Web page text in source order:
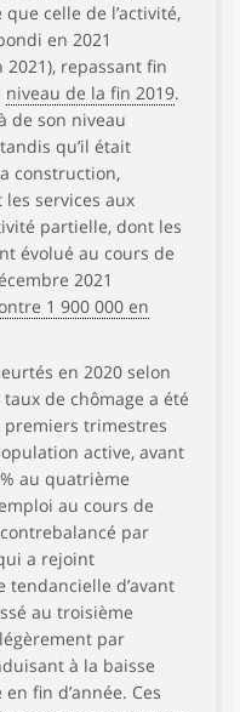
celle de l’activité,
en 2021
2021), repassant fin
niveau de la fin 2019.
de son niveau
qu’il était
construction,
services aux
partielle, dont les
évolué au cours de
2021
1 900 000 en
en 2020 selon
taux de chômage a été
trimestres
active, avant
au quatrième
au cours de
par
a rejoint
tendancielle d’avant
au troisième
par
à la baisse
fin d’année. Ces